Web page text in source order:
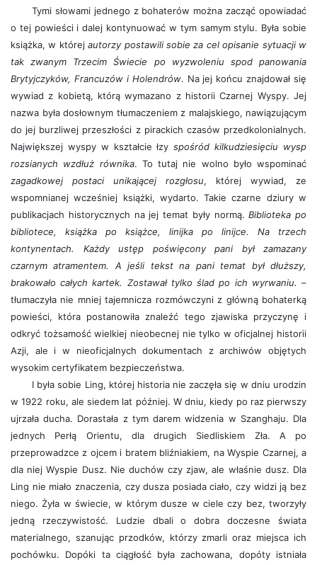
Tymi słowami jednego z bohaterów można zacząć opowiadać
o tej powieści i dalej kontynuować w tym samym stylu. Była sobie
książka, w którejautorzy postawili sobie za cel opisanie sytuacji w
tak zwanym Trzecim Świecie po wyzwoleniu spod panowania
Brytyjczyków, Francuzów i Holendrów. Na jej końcu znajdował się
wywiad z kobietą, którą wymazano z historii Czarnej Wyspy. Jej
nazwa była dosłownym tłumaczeniem z malajskiego, nawiązującym
do jej burzliwej przeszłości z pirackich czasów przedkolonialnych.
Największej wyspy w kształcie łzyspośród kilkudziesięciu wysp
rozsianych wzdłuż równika. To tutaj nie wolno było wspominać
zagadkowej postaci unikającej rozgłosu, której wywiad, ze
wspomnianej wcześniej książki, wydarto. Takie czarne dziury w
publikacjach historycznych na jej temat były normą.Biblioteka po
bibliotece, książka po książce, linijka po linijce. Na trzech
kontynentach. Każdy ustęp poświęcony pani był zamazany
czarnym atramentem. A jeśli tekst na pani temat był dłuższy,
brakowało całych kartek. Zostawał tylko ślad po ich wyrwaniu. –
tłumaczyła nie mniej tajemnicza rozmówczyni z główną bohaterką
powieści, która postanowiła znaleźć tego zjawiska przyczynę i
odkryć tożsamość wielkiej nieobecnej nie tylko w oficjalnej historii
Azji, ale i w nieoficjalnych dokumentach z archiwów objętych
wysokim certyfikatem bezpieczeństwa.
I była sobie Ling, której historia nie zaczęła się w dniu urodzin
w 1922 roku, ale siedem lat później. W dniu, kiedy po raz pierwszy
ujrzała ducha. Dorastała z tym darem widzenia w Szanghaju. Dla
jednych Perłą Orientu, dla drugich Siedliskiem Zła. A po
przeprowadzce z ojcem i bratem bliźniakiem, na Wyspie Czarnej, a
dla niej Wyspie Dusz. Nie duchów czy zjaw, ale właśnie dusz. Dla
Ling nie miało znaczenia, czy dusza posiada ciało, czy widzi ją bez
niego. Żyła w świecie, w którym dusze w ciele czy bez, tworzyły
jedną rzeczywistość. Ludzie dbali o dobra doczesne świata
materialnego, szanując przodków, którzy zmarli oraz miejsca ich
pochówku. Dopóki ta ciągłość była zachowana, dopóty istniała